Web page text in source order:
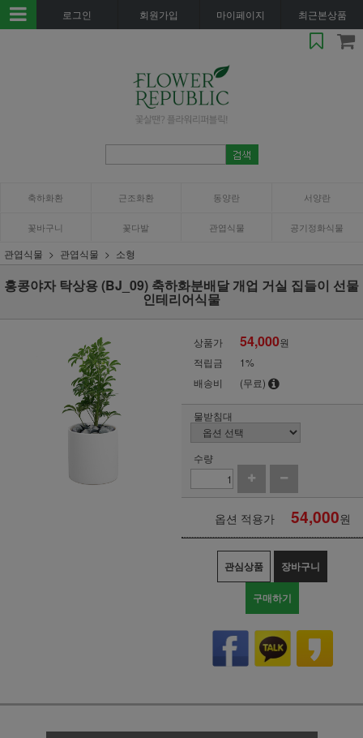
로그인 회원가입 마이페이지 최근본상품
축하화환 근조화환 동양란 서양란
꽃바구니 꽃다발 관엽식물 공기정화식물
관엽식물 관엽식물 소형
홍콩야자 탁상용 (BJ_09) 축하화분배달 개업 거실 집들이 선물
인테리어식물
상품가 54,000원
적립금
1%
배송비
(무료)
물받침대
수량
옵션 적용가 54,000원
관심상품 장바구니
구매하기